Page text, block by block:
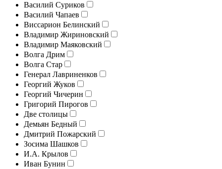
Василий Суриков
Василий Чапаев
Виссарион Белинский
Владимир Жириновский
Владимир Маяковский
Волга Дрим
Волга Стар
Генерал Лавриненков
Георгий Жуков
Георгий Чичерин
Григорий Пирогов
Две столицы
Демьян Бедный
Дмитрий Пожарский
Зосима Шашков
И.А. Крылов
Иван Бунин